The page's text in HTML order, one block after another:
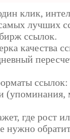
клик,
лучших
ссылок.
качества
ссылок:
(упоминания,
где рост
нужно